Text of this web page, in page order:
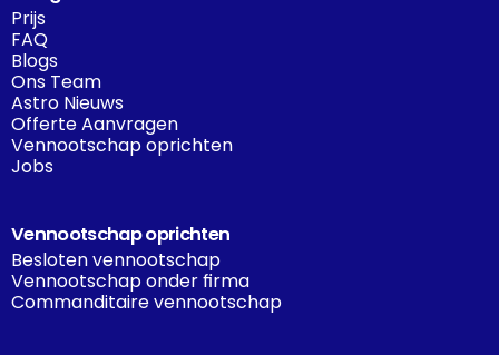
Prijs
FAQ
Blogs
Ons Team
Astro Nieuws
Offerte Aanvragen
Vennootschap oprichten
Jobs
Vennootschap oprichten
Besloten vennootschap
Vennootschap onder firma
Commanditaire vennootschap